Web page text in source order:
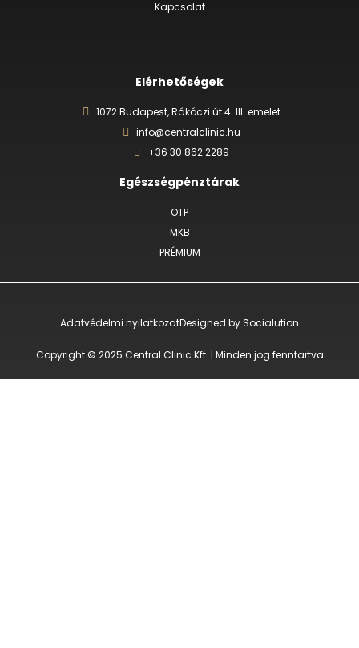
Kapcsolat
Elérhetőségek
1072 Budapest, Rákóczi út 4. III. emelet
info@centralclinic.hu
+36 30 862 2289
Egészségpénztárak
OTP
MKB
PRÉMIUM
Adatvédelmi nyilatkozatDesigned by Socialution
Copyright © 2025 Central Clinic Kft. | Minden jog fenntartva